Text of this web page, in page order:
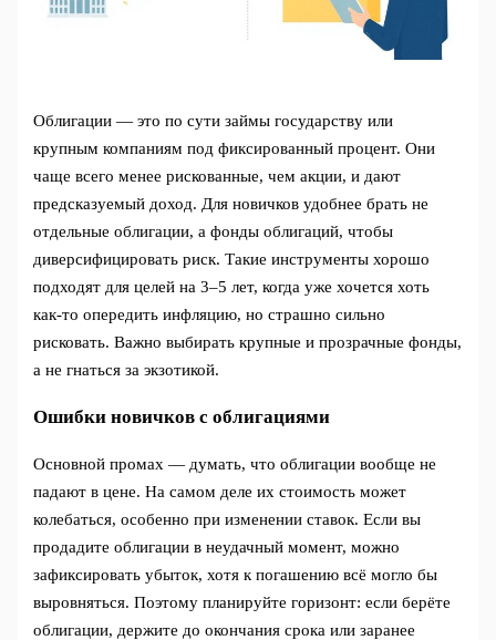
Облигации — это по сути займы государству или
крупным компаниям под фиксированный процент. Они
чаще всего менее рискованные, чем акции, и дают
предсказуемый доход. Для новичков удобнее брать не
отдельные облигации, а фонды облигаций, чтобы
диверсифицировать риск. Такие инструменты хорошо
подходят для целей на 3–5 лет, когда уже хочется хоть
как‑то опередить инфляцию, но страшно сильно
рисковать. Важно выбирать крупные и прозрачные фонды,
а не гнаться за экзотикой.
Ошибки новичков с облигациями
Основной промах — думать, что облигации вообще не
падают в цене. На самом деле их стоимость может
колебаться, особенно при изменении ставок. Если вы
продадите облигации в неудачный момент, можно
зафиксировать убыток, хотя к погашению всё могло бы
выровняться. Поэтому планируйте горизонт: если берёте
облигации, держите до окончания срока или заранее